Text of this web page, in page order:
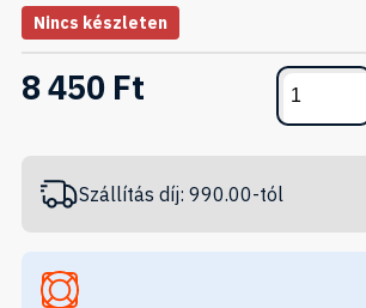
Nincs készleten
8 450 Ft
Szállítás díj: 990.00-tól